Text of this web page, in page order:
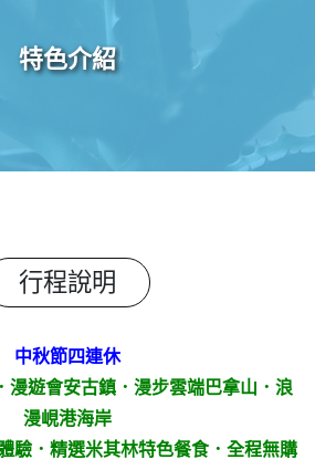
特色介紹
行程說明
中秋節四連休
漫遊會安古鎮．漫步雲端巴拿山．浪
漫峴港海岸
驗．精選米其林特色餐食．全程無購